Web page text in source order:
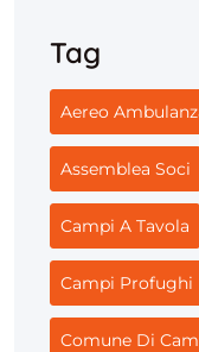
Tag
Aereo
Assemblea Soci
Campi A Tavola
Campi Profughi
Comune Di